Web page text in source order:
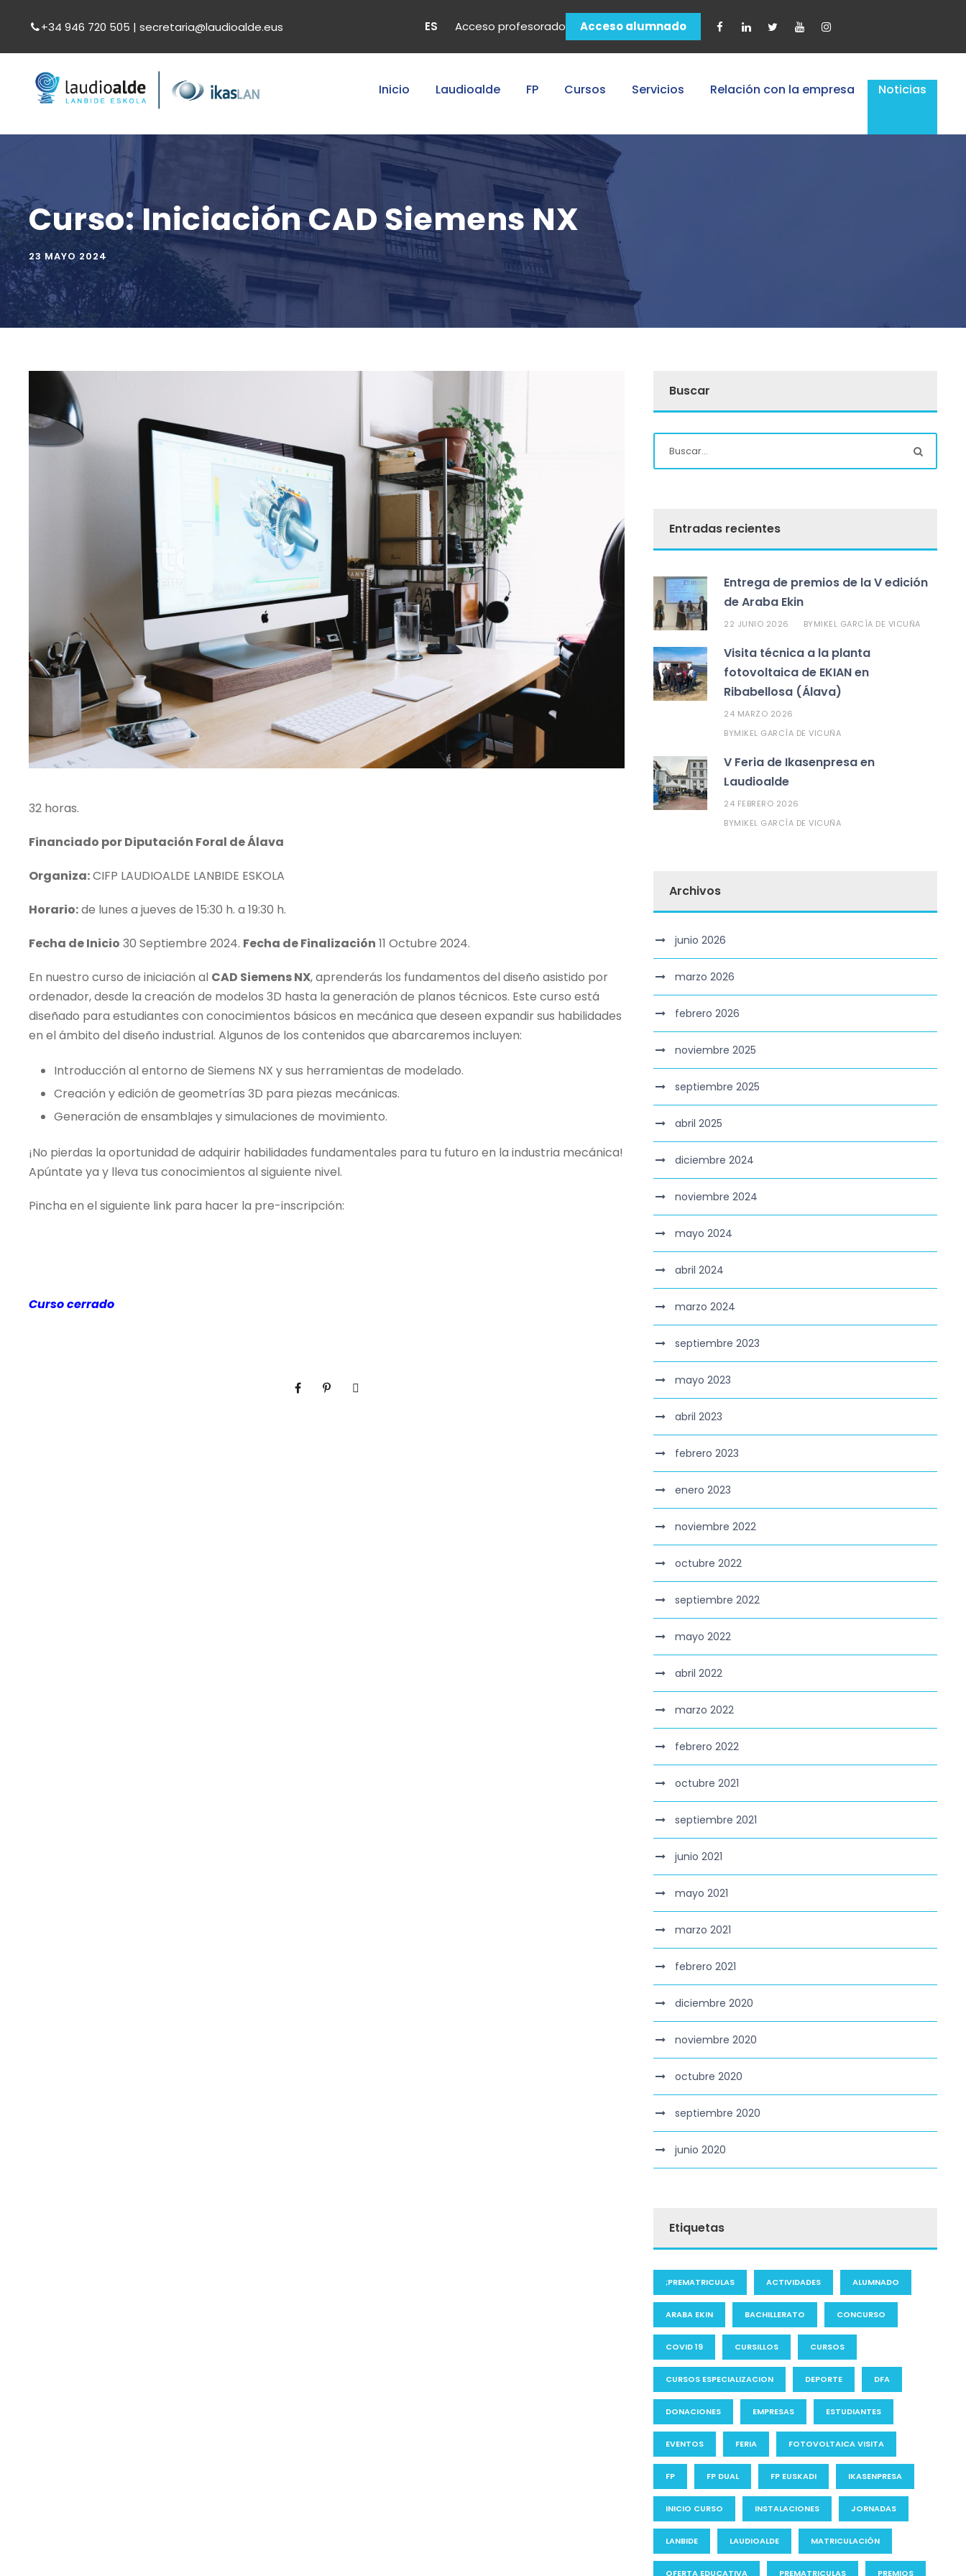
+34 946 720 505 | secretaria@laudioalde.eus ES Acceso profesorado Acceso alumnado
Inicio Laudioalde FP Cursos Servicios Relación con la empresa Noticias
Curso: Iniciación CAD Siemens NX
23 MAYO 2024
32 horas.
Financiado por Diputación Foral de Álava
Organiza:CIFP LAUDIOALDE LANBIDE ESKOLA
Horario:de lunes a jueves de 15:30 h. a 19:30 h.
Fecha de Inicio 30 Septiembre 2024. Fecha de Finalización 11 Octubre 2024.
En nuestro curso de iniciación al CAD Siemens NX, aprenderás los fundamentos del diseño asistido por
ordenador, desde la creación de modelos 3D hasta la generación de planos técnicos. Este curso está
diseñado para estudiantes con conocimientos básicos en mecánica que deseen expandir sus habilidades
en el ámbito del diseño industrial. Algunos de los contenidos que abarcaremos incluyen:
Introducción al entorno de Siemens NX y sus herramientas de modelado.
Creación y edición de geometrías 3D para piezas mecánicas.
Generación de ensamblajes y simulaciones de movimiento.
¡No pierdas la oportunidad de adquirir habilidades fundamentales para tu futuro en la industria mecánica!
Apúntate ya y lleva tus conocimientos al siguiente nivel.
Pincha en el siguiente link para hacer la pre-inscripción:
Curso cerrado
Buscar
Entradas recientes
Entrega de premios de la V edición
de Araba Ekin
22 JUNIO 2026 BYMIKEL GARCÍA DE VICUÑA
Visita técnica a la planta
fotovoltaica de EKIAN en
Ribabellosa (Álava)
24 MARZO 2026
BYMIKEL GARCÍA DE VICUÑA
V Feria de Ikasenpresa en
Laudioalde
24 FEBRERO 2026
BYMIKEL GARCÍA DE VICUÑA
Archivos
junio 2026
marzo 2026
febrero 2026
noviembre 2025
septiembre 2025
abril 2025
diciembre 2024
noviembre 2024
mayo 2024
abril 2024
marzo 2024
septiembre 2023
mayo 2023
abril 2023
febrero 2023
enero 2023
noviembre 2022
octubre 2022
septiembre 2022
mayo 2022
abril 2022
marzo 2022
febrero 2022
octubre 2021
septiembre 2021
junio 2021
mayo 2021
marzo 2021
febrero 2021
diciembre 2020
noviembre 2020
octubre 2020
septiembre 2020
junio 2020
Etiquetas
;PREMATRICULAS ACTIVIDADES ALUMNADO
ARABA EKIN BACHILLERATO CONCURSO
COVID 19 CURSILLOS CURSOS
CURSOS ESPECIALIZACION DEPORTE DFA
DONACIONES EMPRESAS ESTUDIANTES
EVENTOS FERIA FOTOVOLTAICA VISITA
FP FP DUAL FP EUSKADI IKASENPRESA
INICIO CURSO INSTALACIONES JORNADAS
LANBIDE LAUDIOALDE MATRICULACIÓN
OFERTA EDUCATIVA PREMATRICULAS PREMIOS